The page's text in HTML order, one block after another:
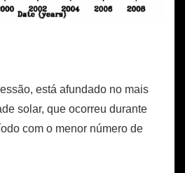
está afundado no mais
solar, que ocorreu durante
com o menor número de